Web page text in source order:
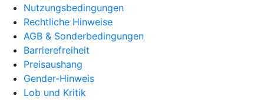
Nutzungsbedingungen
Rechtliche Hinweise
AGB & Sonderbedingungen
Barrierefreiheit
Preisaushang
Gender-Hinweis
Lob und Kritik